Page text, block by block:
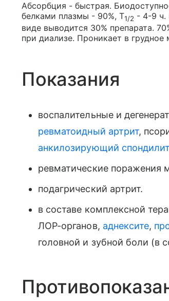
Абсорбция - быстрая.
белками плазмы - 90%, T1/2 - 4-9 ч.
виде выводится 30% препарата.
при диализе. Проникает в грудное
Показания
воспалительные и
ревматоидный артрит,
анкилозирующий спондилит
ревматические поражения
подагрический артрит.
в составе комплексной
ЛОР-органов, аднексите,
головной и зубной боли (в